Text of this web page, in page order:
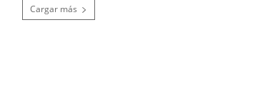
Cargar más